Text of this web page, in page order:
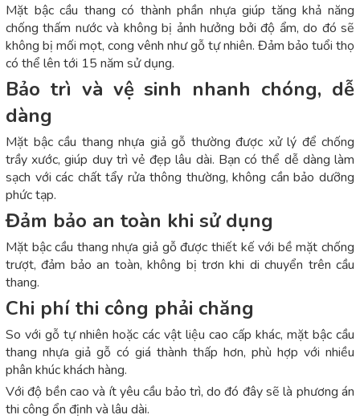
Mặt bậc cầu thang có thành phần nhựa giúp tăng khả năng
chống thấm nước và không bị ảnh hưởng bởi độ ẩm, do đó sẽ
không bị mối mọt, cong vênh như gỗ tự nhiên. Đảm bảo tuổi thọ
có thể lên tới 15 năm sử dụng.
Bảo trì và vệ sinh nhanh chóng, dễ
dàng
Mặt bậc cầu thang nhựa giả gỗ thường được xử lý để chống
trầy xước, giúp duy trì vẻ đẹp lâu dài. Bạn có thể dễ dàng làm
sạch với các chất tẩy rửa thông thường, không cần bảo dưỡng
phức tạp.
Đảm bảo an toàn khi sử dụng
Mặt bậc cầu thang nhựa giả gỗ được thiết kế với bề mặt chống
trượt, đảm bảo an toàn, không bị trơn khi di chuyển trên cầu
thang.
Chi phí thi công phải chăng
So với gỗ tự nhiên hoặc các vật liệu cao cấp khác, mặt bậc cầu
thang nhựa giả gỗ có giá thành thấp hơn, phù hợp với nhiều
phân khúc khách hàng.
Với độ bền cao và ít yêu cầu bảo trì, do đó đây sẽ là phương án
thi công ổn định và lâu dài.